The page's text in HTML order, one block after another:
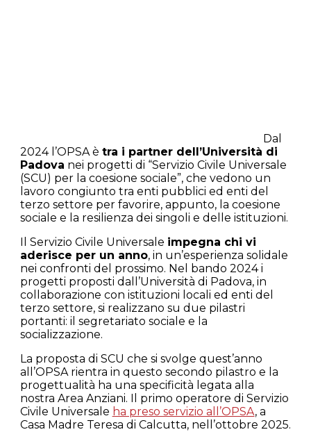
Dal
2024 l’OPSA è tra i partner dell’Università di
Padova nei progetti di “Servizio Civile Universale
(SCU) per la coesione sociale”, che vedono un
lavoro congiunto tra enti pubblici ed enti del
terzo settore per favorire, appunto, la coesione
sociale e la resilienza dei singoli e delle istituzioni.
Il Servizio Civile Universale impegna chi vi
aderisce per un anno, in un’esperienza solidale
nei confronti del prossimo. Nel bando 2024 i
progetti proposti dall’Università di Padova, in
collaborazione con istituzioni locali ed enti del
terzo settore, si realizzano su due pilastri
portanti: il segretariato sociale e la
socializzazione.
La proposta di SCU che si svolge quest’anno
all’OPSA rientra in questo secondo pilastro e la
progettualità ha una specificità legata alla
nostra Area Anziani. Il primo operatore di Servizio
Civile Universale ha preso servizio all’OPSA, a
Casa Madre Teresa di Calcutta, nell’ottobre 2025.